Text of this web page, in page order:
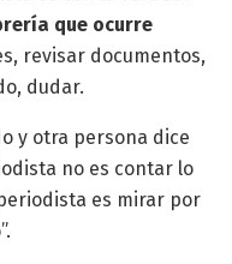
que ocurre
revisar documentos,
dudar.
y otra persona dice
no es contar lo
es mirar por